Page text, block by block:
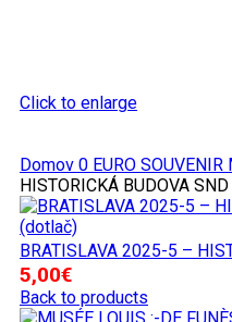
Click to enlarge
Domov 0 EURO SOUVENIR
HISTORICKÁ BUDOVA
BRATISLAVA 2025-5 –
5,00€
Back to products